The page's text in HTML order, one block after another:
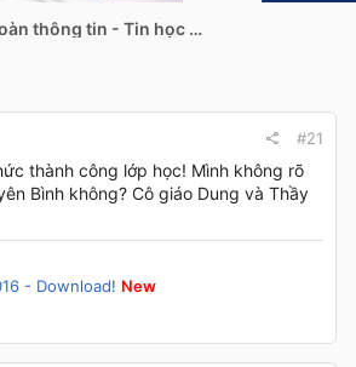
Tech Hub: AI - An toàn thông tin - Tin học quản lý
#21
thành công lớp học! Mình không rõ
Bình không? Cô giáo Dung và Thầy
- Download! New